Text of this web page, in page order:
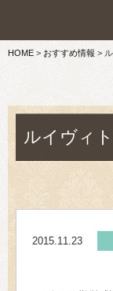
HOME > おすすめ情報 >
ルイヴィ
2015.11.23